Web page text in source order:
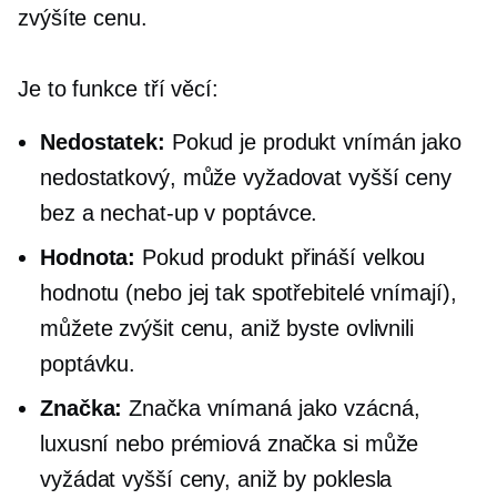
zvýšíte cenu.
Je to funkce tří věcí:
Nedostatek: Pokud je produkt vnímán jako
nedostatkový, může vyžadovat vyšší ceny
bez a nechat-upv poptávce.
Hodnota: Pokud produkt přináší velkou
hodnotu (nebo jej tak spotřebitelé vnímají),
můžete zvýšit cenu, aniž byste ovlivnili
poptávku.
Značka:Značka vnímaná jako vzácná,
luxusní nebo prémiová značka si může
vyžádat vyšší ceny, aniž by poklesla